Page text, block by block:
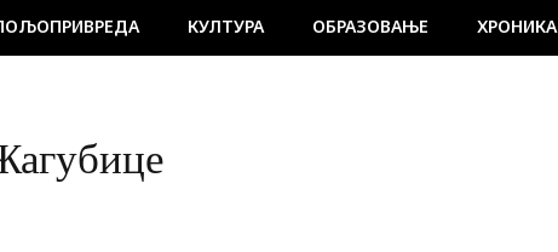
КУЛТУРА ОБРАЗОВАЊЕ ХРОНИКА